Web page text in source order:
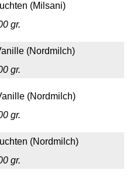
(Milsani)
gr.
(Nordmilch)
gr.
(Nordmilch)
gr.
(Nordmilch)
gr.